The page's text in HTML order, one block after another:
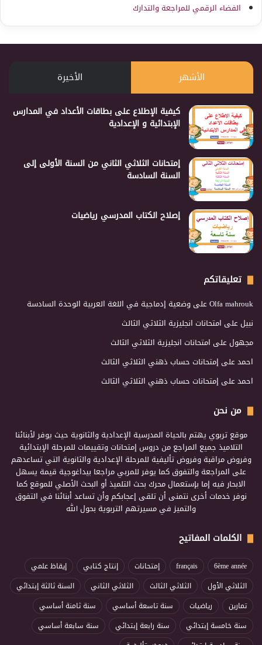
الفضاء الرقمي للمراجعة والتدارك
الأشهر الأخيرة
كيفية الإطلاع على بطاقات الأعداد في المدارس
الإبتدائية و الإعدادية
إمتحانات الثلاثي الثاني من السنة الأولى إلى
السنة السادسة
إصلاح الكتاب المدرسي رياضيات
تعليقاتكم
Olfa mahroukعلى وضعية إدماجية في اللغة العربية الوحدة السادسة
نبيلعلى امتحانات انجليزية الثلاثي الثالث
مجهولعلى امتحانات انجليزية الثلاثي الثالث
احمدعلى إمتحانات حساب ذهني الثلاثي الثالث
احمدعلى إمتحانات حساب ذهني الثلاثي الثالث
من نحن
موقع تربوي يهتم بالحياة المدرسية الإعدادية والثانوية حيث يوفر لأبنائنا
التلاميذ جميع المراجع من دروس إمتحانات وتقييمات للمرحلة الإبتدائية
وفروض مراقبة وفروض تأليفية للمرحلة الإعدادية والثانوية التي تساعدهم
على المراجعة والتفوق كما يوفر للمربي مراجعا بيداغوجية قيمة يسهل
الابحار فيه إما بإستعمال محرك بحث التلميذ أو البحث الأصلي للموقع كما
نوفر خدمات أخرى نتمنى أن تلقى إعجابكم وأن تساعد أبنائنا في التفوق
والتميز في مسيرتهم التربوية بحول الله
الكلمات المفاتيح
6ème année
français إمتحانات إنتاج كتابي
إيقاظ علمي
الثلاثي الأول
الثلاثي الثالث الثلاثي الثاني
السنة ثالثة إبتدائي
تمارين
رياضيات سنة تاسعة أساسي
سنة ثامنة أساسي
سنة خامسة إبتدائي
سنة رابعة إبتدائي
سنة سابعة أساسي